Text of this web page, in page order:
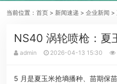
当前位置：首页 > 新闻速递 >企业新闻 >
NS40 涡轮喷枪：夏
admin 2026-04-13 15:30
5 月是夏玉米抢墒播种、苗期保